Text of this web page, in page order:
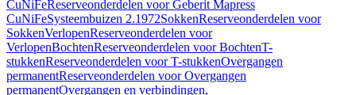
CuNiFeReserveonderdelen voor Geberit Mapress
CuNiFeSysteembuizen 2.1972SokkenReserveonderdelen voor
SokkenVerlopenReserveonderdelen voor
VerlopenBochtenReserveonderdelen voor BochtenT-
stukkenReserveonderdelen voor T-stukkenOvergangen
permanentReserveonderdelen voor Overgangen
permanentOvergangen en verbindingen,